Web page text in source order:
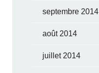
septembre 2014
août 2014
juillet 2014